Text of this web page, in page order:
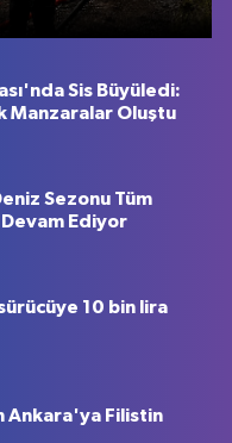
Sis Büyüledi:
Manzaralar Oluştu
Sezonu Tüm
Ediyor
10 bin lira
Ankara'ya Filistin